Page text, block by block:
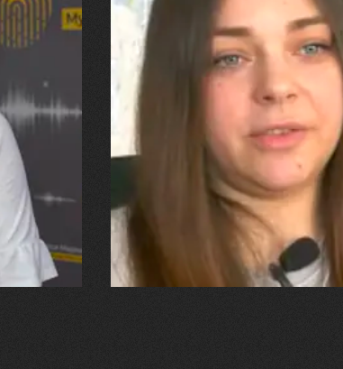
27.07.2026
"Я перенесла 11
плакала від
болю. Але маленька
бере за руку і
далі"